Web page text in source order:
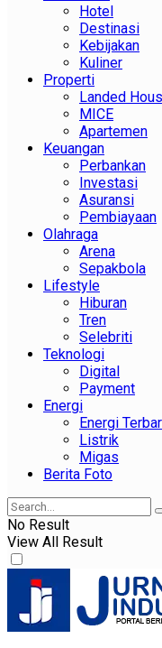
Hotel
Destinasi
Kebijakan
Kuliner
Properti
Landed
MICE
Apartemen
Keuangan
Perbankan
Investasi
Asuransi
Pembiayaan
Olahraga
Arena
Sepakbola
Lifestyle
Hiburan
Tren
Selebriti
Teknologi
Digital
Payment
Energi
Energi
Listrik
Migas
Berita Foto
No Result
View All Result